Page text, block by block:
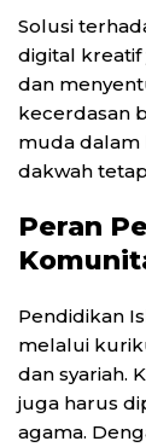
Solusi
digital
dan
kecerdasan
muda dalam
dakwah
Peran
Pendidikan
melalui
dan syariah.
juga harus
agama.